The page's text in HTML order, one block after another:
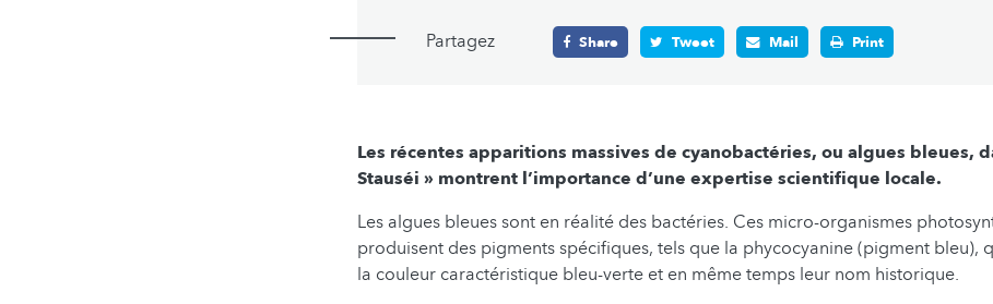
Partagez Share Tweet Mail Print
Les récentes apparitions massives de cyanobactéries, ou algues bleues,
Stauséi » montrent l’importance d’une expertise scientifique locale.
Les algues bleues sont en réalité des bactéries. Ces micro-organismes
produisent des pigments spécifiques, tels que la phycocyanine (pigment bleu),
la couleur caractéristique bleu-verte et en même temps leur nom historique.